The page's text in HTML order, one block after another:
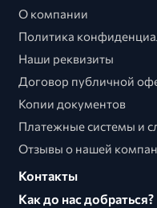
О компании
Политика
Наши реквизиты
Договор публичной
Копии документов
Платежные системы и
Отзывы о нашей
Контакты
Как до нас добраться?